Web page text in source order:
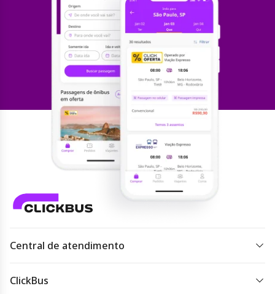
Central de atendimento
Acessar
ClickBus